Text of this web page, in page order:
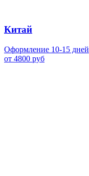
Китай
Оформление 10-15 дней
от 4800 руб